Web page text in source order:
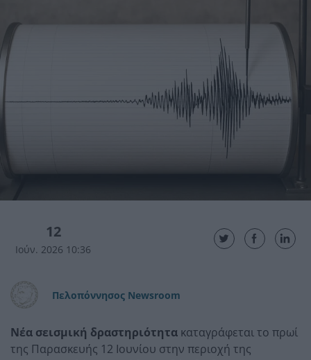
12
Ιούν. 2026 10:36
Πελοπόννησος Newsroom
Νέα σεισμική δραστηριότητα καταγράφεται το πρωί
της Παρασκευής 12 Ιουνίου στην περιοχή της